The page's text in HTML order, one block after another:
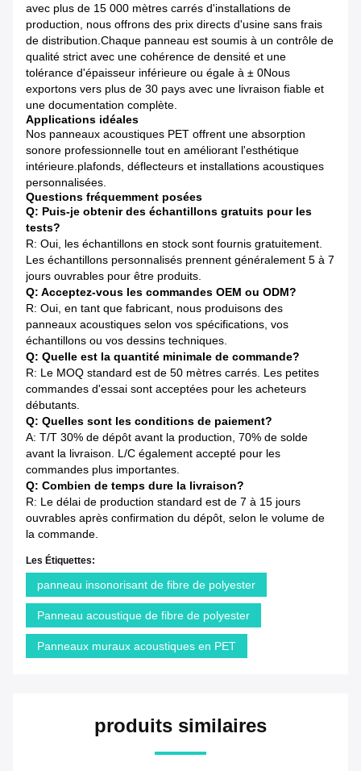
avec plus de 15 000 mètres carrés d'installations de
production, nous offrons des prix directs d'usine sans frais
de distribution.Chaque panneau est soumis à un contrôle de
qualité strict avec une cohérence de densité et une
tolérance d'épaisseur inférieure ou égale à ± 0Nous
exportons vers plus de 30 pays avec une livraison fiable et
une documentation complète.
Applications idéales
Nos panneaux acoustiques PET offrent une absorption
sonore professionnelle tout en améliorant l'esthétique
intérieure.plafonds, déflecteurs et installations acoustiques
personnalisées.
Questions fréquemment posées
Q: Puis-je obtenir des échantillons gratuits pour les
tests?
R: Oui, les échantillons en stock sont fournis gratuitement.
Les échantillons personnalisés prennent généralement 5 à 7
jours ouvrables pour être produits.
Q: Acceptez-vous les commandes OEM ou ODM?
R: Oui, en tant que fabricant, nous produisons des
panneaux acoustiques selon vos spécifications, vos
échantillons ou vos dessins techniques.
Q: Quelle est la quantité minimale de commande?
R: Le MOQ standard est de 50 mètres carrés. Les petites
commandes d'essai sont acceptées pour les acheteurs
débutants.
Q: Quelles sont les conditions de paiement?
A: T/T 30% de dépôt avant la production, 70% de solde
avant la livraison. L/C également accepté pour les
commandes plus importantes.
Q: Combien de temps dure la livraison?
R: Le délai de production standard est de 7 à 15 jours
ouvrables après confirmation du dépôt, selon le volume de
la commande.
Les Étiquettes:
panneau insonorisant de fibre de polyester
Panneau acoustique de fibre de polyester
Panneaux muraux acoustiques en PET
produits similaires